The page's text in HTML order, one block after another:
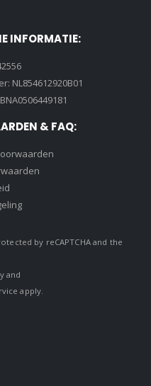
INFORMATIE:
NL854612920B01
& FAQ:
by reCAPTCHA and the
and
apply.